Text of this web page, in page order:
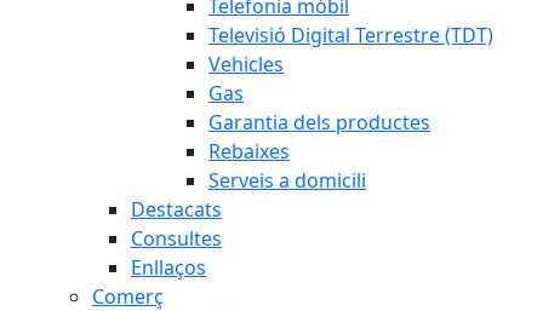
Telefonia mòbil
Televisió Digital Terrestre (TDT)
Vehicles
Gas
Garantia dels productes
Rebaixes
Serveis a domicili
Destacats
Consultes
Enllaços
Comerç